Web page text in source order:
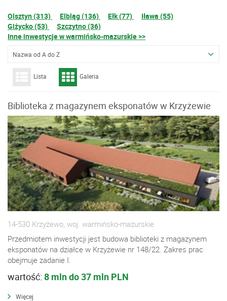
Olsztyn (313) Elbląg (136) Ełk (77)
Iława (55)
Giżycko (53)
Szczytno (36)
Inne inwestycje w warmińsko-mazurskie >>
Nazwa od A do Z
Lista Galeria
Biblioteka z magazynem eksponatów w Krzyżewie
14-530 Krzyżewo, woj. warmińsko-mazurskie
Przedmiotem inwestycji jest budowa biblioteki z magazynem
eksponatów na działce w Krzyżewie nr 148/22. Zakres prac
obejmuje zadanie I.
wartość: 8 mln do 37 mln PLN
Więcej